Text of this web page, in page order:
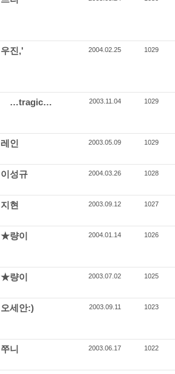
우진,' 2004.02.25 1029
…tragic… 2003.11.04 1029
레인 2003.05.09 1029
이성규 2004.03.26 1028
지현 2003.09.12 1027
★량이 2004.01.14 1026
★량이 2003.07.02 1025
오세안:) 2003.09.11 1023
쭈니 2003.06.17 1022